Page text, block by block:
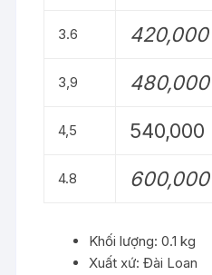
3.6 420,000
3,9 480,000
4,5 540,000
4.8 600,000
Khối lượng: 0.1 kg
Xuất xứ: Đài Loan